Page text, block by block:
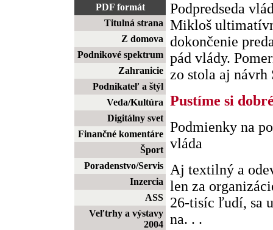
PDF formát
Titulná strana
Z domova
Podnikové spektrum
Zahranicie
Podnikateľ a štýl
Veda/Kultúra
Digitálny svet
Finančné komentáre
Šport
Poradenstvo/Servis
Inzercia
ASS
Veľtrhy a výstavy
2004
Podpredseda
Mikloš
dokončenie
pád vlády.
zo stola aj návrh
Pustíme si
Podmienky na
vláda
Aj textilný a
len za
26-tisíc ľudí, sa
na. . .